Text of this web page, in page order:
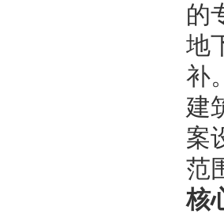
的
地
补
建
案
范
核